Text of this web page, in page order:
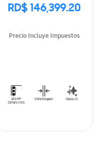
RD$ 146,399.20
Precio Incluye Impuestos